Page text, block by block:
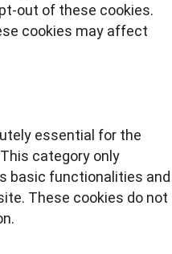
out of these cookies.
cookies may affect
essential for the
category only
basic functionalities and
These cookies do not